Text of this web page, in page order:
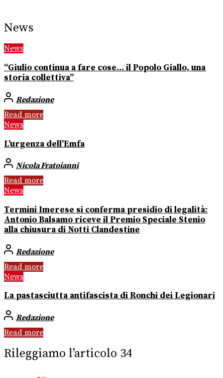
News
News
“Giulio continua a fare cose… il Popolo Giallo, una
storia collettiva”
Redazione
Read more
News
L’urgenza dell’Emfa
Nicola Fratoianni
Read more
News
Termini Imerese si conferma presidio di legalità:
Antonio Balsamo riceve il Premio Speciale Stenio
alla chiusura di Notti Clandestine
Redazione
Read more
News
La pastasciutta antifascista di Ronchi dei Legionari
Redazione
Read more
Rileggiamo l’articolo 34